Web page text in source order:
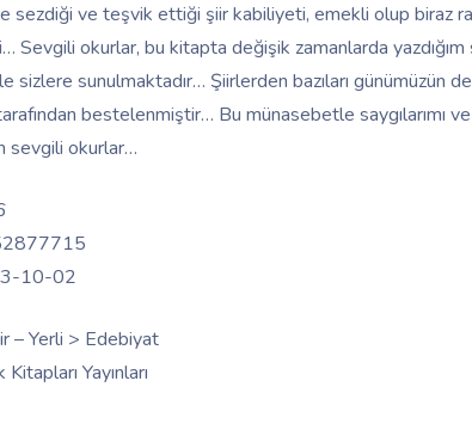
sezdiği ve teşvik ettiği şiir kabiliyeti, emekli olup biraz
Sevgili okurlar, bu kitapta değişik zamanlarda
sizlere sunulmaktadır… Şiirlerden bazıları günümüzün
bestelenmiştir… Bu münasebetle saygılarımı
sevgili okurlar…
10-02
– Yerli > Edebiyat
Yayınları